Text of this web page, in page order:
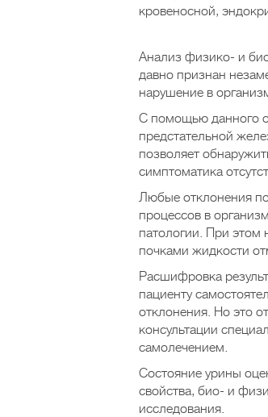
кровеносной,
Анализ физико- и
давно признан
нарушение в
С помощью данного
предстательной
позволяет
симптоматика
Любые отклонения
процессов в
патологии. При этом
почками жидкости
Расшифровка
пациенту
отклонения. Но это
консультации
самолечением.
Состояние урины
свойства, био- и
исследования.